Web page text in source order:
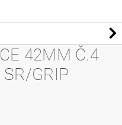
42MM Č.4
SR/GRIP